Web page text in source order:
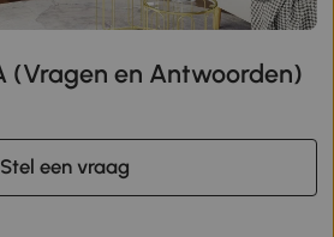
Stel een vraag